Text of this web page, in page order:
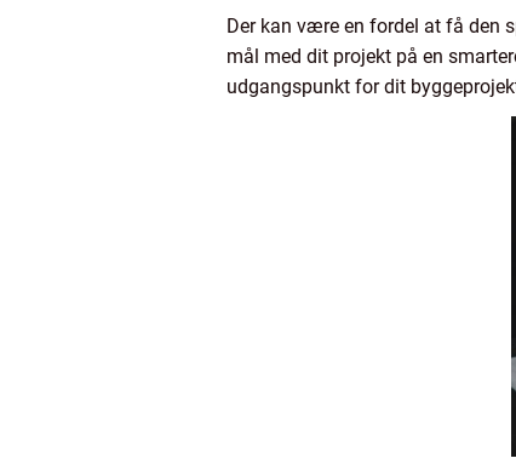
Der kan være en fordel at få den
mål med dit projekt på en
udgangspunkt for dit